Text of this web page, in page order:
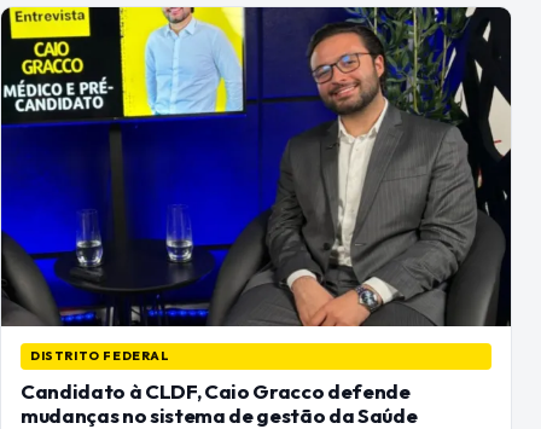
DISTRITO FEDERAL
Candidato à CLDF, Caio Gracco defende
mudanças no sistema de gestão da Saúde